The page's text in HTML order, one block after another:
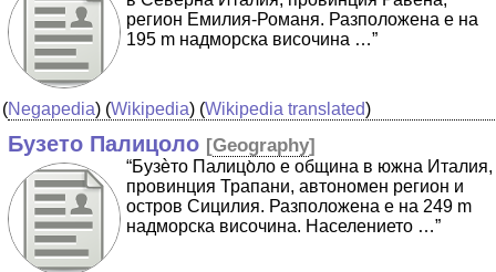
регион Емилия-Романя. Разположена е на
195 m надморска височина …”
(Negapedia) (Wikipedia) (Wikipedia translated)
Бузето Палицоло [Geography]
“Бузѐто Палицо̀ло е община в южна Италия,
провинция Трапани, автономен регион и
остров Сицилия. Разположена е на 249 m
надморска височина. Населението …”